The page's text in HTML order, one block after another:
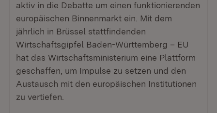
aktiv in die Debatte um einen funktionierenden
europäischen Binnenmarkt ein. Mit dem
jährlich in Brüssel stattfindenden
Wirtschaftsgipfel Baden-Württemberg – EU
hat das Wirtschaftsministerium eine Plattform
geschaffen, um Impulse zu setzen und den
Austausch mit den europäischen Institutionen
zu vertiefen.